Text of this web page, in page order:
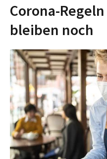
Corona-
bleiben noch